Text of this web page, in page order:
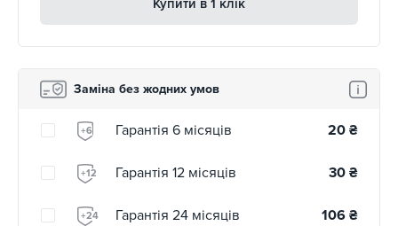
Купити в 1 клік
Заміна без жодних умов
+6 Гарантія 6 місяців 20 ₴
+12 Гарантія 12 місяців 30 ₴
+24 Гарантія 24 місяців 106 ₴